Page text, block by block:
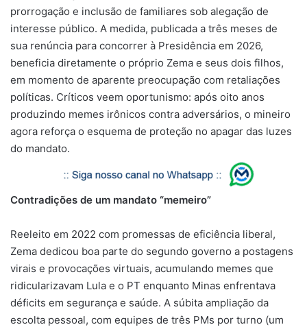
prorrogação e inclusão de familiares sob alegação de
interesse público. A medida, publicada a três meses de
sua renúncia para concorrer à Presidência em 2026,
beneficia diretamente o próprio Zema e seus dois filhos,
em momento de aparente preocupação com retaliações
políticas. Críticos veem oportunismo: após oito anos
produzindo memes irônicos contra adversários, o mineiro
agora reforça o esquema de proteção no apagar das luzes
do mandato.
Contradições de um mandato “memeiro”
Reeleito em 2022 com promessas de eficiência liberal,
Zema dedicou boa parte do segundo governo a postagens
virais e provocações virtuais, acumulando memes que
ridicularizavam Lula e o PT enquanto Minas enfrentava
déficits em segurança e saúde. A súbita ampliação da
escolta pessoal, com equipes de três PMs por turno (um